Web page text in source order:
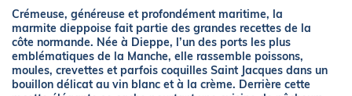
Crémeuse, généreuse et profondément maritime, la
marmite dieppoise fait partie des grandes recettes de la
côte normande. Née à Dieppe, l’un des ports les plus
emblématiques de la Manche, elle rassemble poissons,
moules, crevettes et parfois coquilles Saint Jacques dans un
bouillon délicat au vin blanc et à la crème. Derrière cette